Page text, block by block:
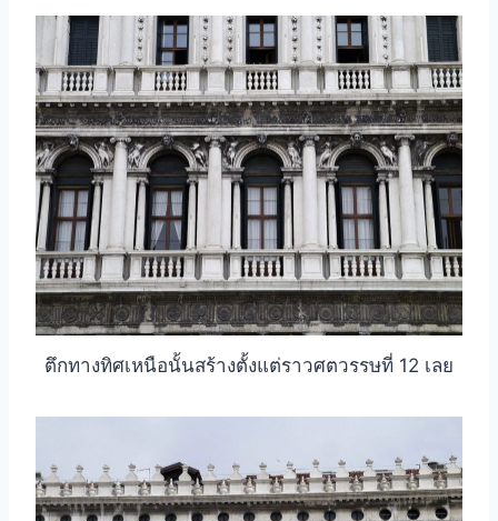
ตึกทางทิศเหนือนั้นสร้างตั้งแต่ราวศตวรรษที่ 12 เลย